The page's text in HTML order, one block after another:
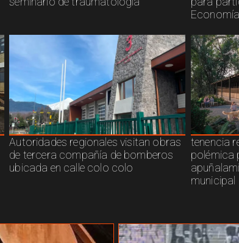
Autoridades regionales visitan obras
de tercera compañía de bomberos
ubicada en calle colo colo
tenencia
polémica
municipal